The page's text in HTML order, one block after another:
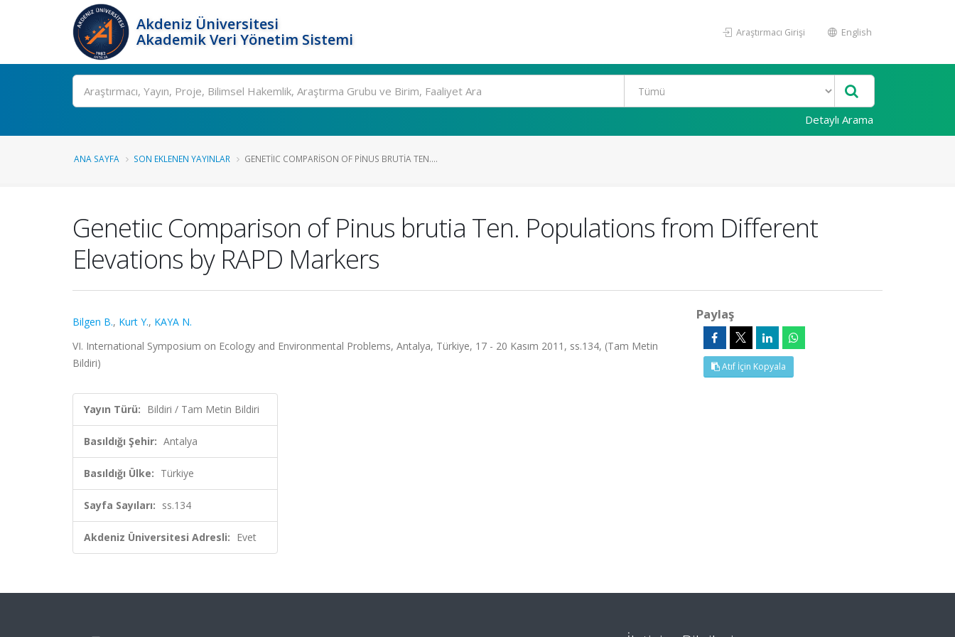
Akdeniz Üniversitesi
Akademik Veri Yönetim Sistemi
Araştırmacı Girişi English
Ara
Detaylı Arama
ANA SAYFA SON EKLENEN YAYINLAR GENETIIC COMPARISON OF PINUS BRUTIA TEN....
Genetiıc Comparison of Pinus brutia Ten. Populations from Different
Elevations by RAPD Markers
Bilgen B., Kurt Y., KAYA N.
VI. International Symposium on Ecology and Environmental Problems, Antalya, Türkiye, 17 - 20 Kasım 2011, ss.134, (Tam Metin
Bildiri)
Yayın Türü: Bildiri / Tam Metin Bildiri
Basıldığı Şehir: Antalya
Basıldığı Ülke: Türkiye
Sayfa Sayıları: ss.134
Akdeniz Üniversitesi Adresli: Evet
Paylaş
Atıf İçin Kopyala